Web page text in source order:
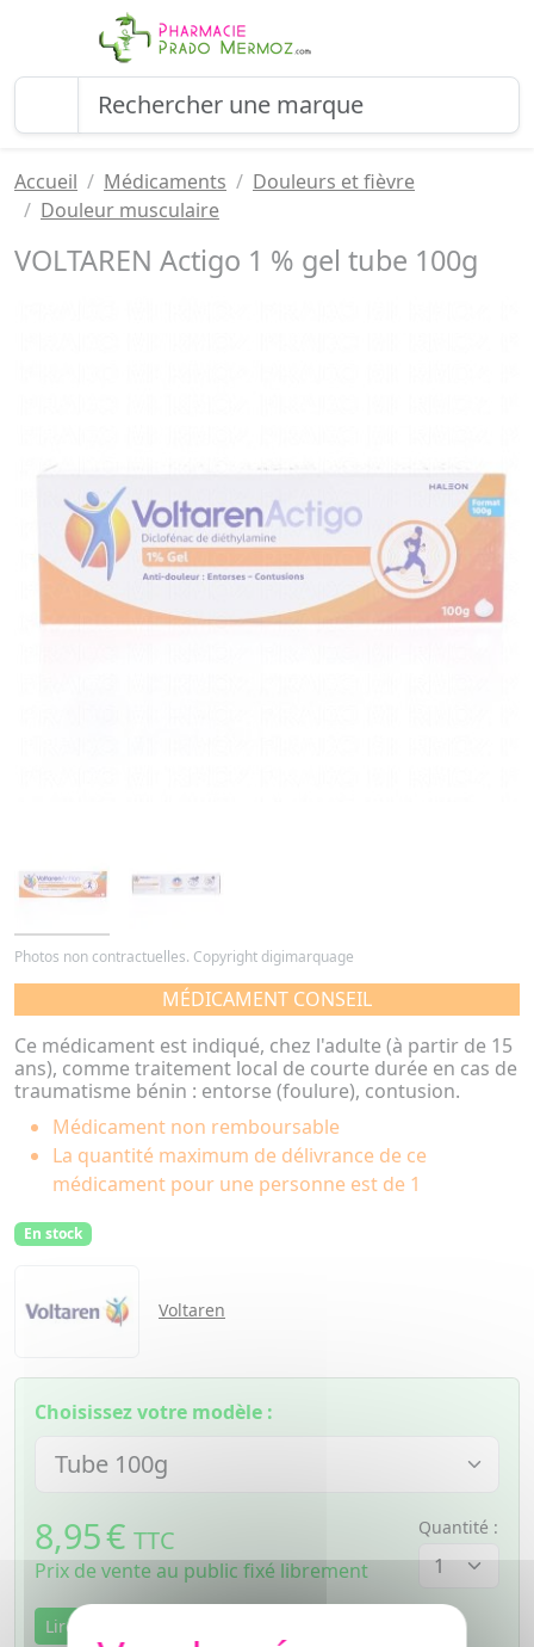
Accueil Médicaments
Douleurs et fièvre
Douleur musculaire
VOLTAREN Actigo 1 % gel tube 100g
Photos non contractuelles. Copyright digimarquage
MÉDICAMENT CONSEIL
Ce médicament est indiqué, chez l'adulte (à partir de 15
ans), comme traitement local de courte durée en cas de
traumatisme bénin : entorse (foulure), contusion.
Médicament non remboursable
La quantité maximum de délivrance de ce
médicament pour une personne est de 1
En stock
Voltaren
Choisissez votre modèle :
8,95€ TTC
Prix de vente au public fixé librement
Quantité :
Lire la notice